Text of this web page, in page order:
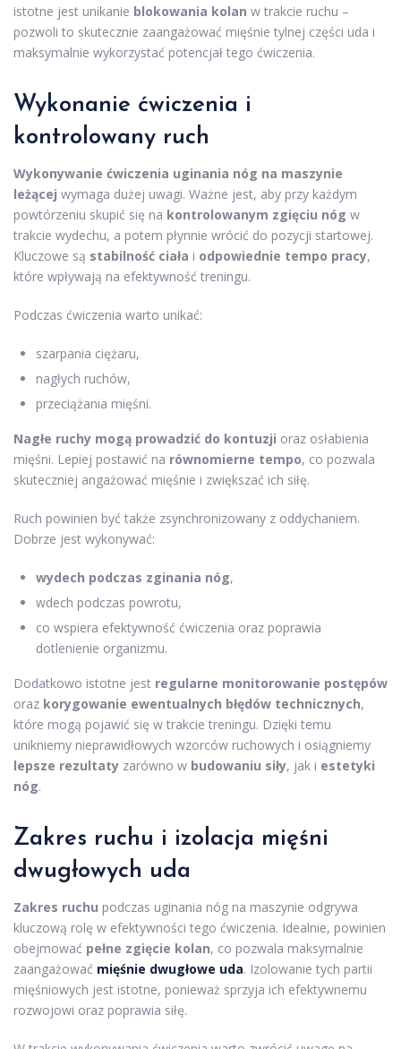
istotne jest unikanie blokowania kolan w trakcie ruchu –
pozwoli to skutecznie zaangażować mięśnie tylnej części uda i
maksymalnie wykorzystać potencjał tego ćwiczenia.
Wykonanie ćwiczenia i
kontrolowany ruch
Wykonywanie ćwiczenia uginania nóg na maszynie
leżącej wymaga dużej uwagi. Ważne jest, aby przy każdym
powtórzeniu skupić się na kontrolowanym zgięciu nóg w
trakcie wydechu, a potem płynnie wrócić do pozycji startowej.
Kluczowe są stabilność ciała i odpowiednie tempo pracy,
które wpływają na efektywność treningu.
Podczas ćwiczenia warto unikać:
szarpania ciężaru,
nagłych ruchów,
przeciążania mięśni.
Nagłe ruchy mogą prowadzić do kontuzji oraz osłabienia
mięśni. Lepiej postawić na równomierne tempo, co pozwala
skuteczniej angażować mięśnie i zwiększać ich siłę.
Ruch powinien być także zsynchronizowany z oddychaniem.
Dobrze jest wykonywać:
wydech podczas zginania nóg,
wdech podczas powrotu,
co wspiera efektywność ćwiczenia oraz poprawia
dotlenienie organizmu.
Dodatkowo istotne jest regularne monitorowanie postępów
oraz korygowanie ewentualnych błędów technicznych,
które mogą pojawić się w trakcie treningu. Dzięki temu
unikniemy nieprawidłowych wzorców ruchowych i osiągniemy
lepsze rezultaty zarówno w budowaniu siły, jak i estetyki
nóg.
Zakres ruchu i izolacja mięśni
dwugłowych uda
Zakres ruchu podczas uginania nóg na maszynie odgrywa
kluczową rolę w efektywności tego ćwiczenia. Idealnie, powinien
obejmować pełne zgięcie kolan, co pozwala maksymalnie
zaangażować mięśnie dwugłowe uda. Izolowanie tych partii
mięśniowych jest istotne, ponieważ sprzyja ich efektywnemu
rozwojowi oraz poprawia siłę.